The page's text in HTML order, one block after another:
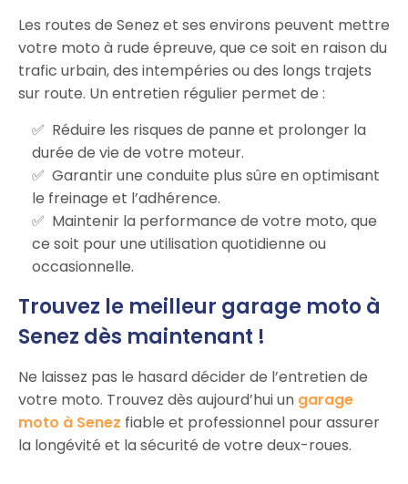
Les routes de Senez et ses environs peuvent mettre
votre moto à rude épreuve, que ce soit en raison du
trafic urbain, des intempéries ou des longs trajets
sur route. Un entretien régulier permet de :
Réduire les risques de panne et prolonger la
durée de vie de votre moteur.
Garantir une conduite plus sûre en optimisant
le freinage et l’adhérence.
Maintenir la performance de votre moto, que
ce soit pour une utilisation quotidienne ou
occasionnelle.
Trouvez le meilleur garage moto à
Senez dès maintenant !
Ne laissez pas le hasard décider de l’entretien de
votre moto. Trouvez dès aujourd’hui un garage
moto à Senez fiable et professionnel pour assurer
la longévité et la sécurité de votre deux-roues.